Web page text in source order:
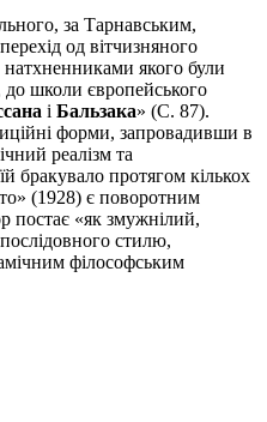
за Тарнавським,
од вітчизняного
натхненниками якого були
до школи європейського
і Бальзака» (С. 87).
форми, запровадивши в
реалізм та
бракувало протягом кількох
(1928) є поворотним
постає «як змужнілий,
стилю,
філософським